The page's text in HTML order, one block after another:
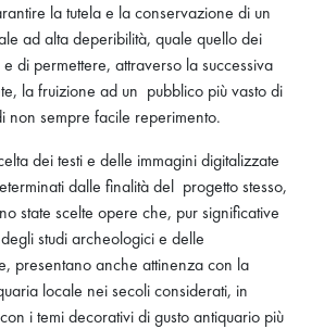
la tutela e la conservazione di un
ad alta deperibilità, quale quello dei
di permettere, attraverso la successiva
la fruizione ad un pubblico più vasto di
non sempre facile reperimento.
dei testi e delle immagini digitalizzate
dalle finalità del progetto stesso,
state scelte opere che, pur significative
studi archeologici e delle
presentano anche attinenza con la
locale nei secoli considerati, in
i temi decorativi di gusto antiquario più